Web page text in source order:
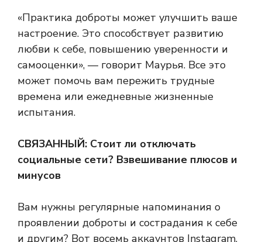
«Практика доброты может улучшить ваше
настроение. Это способствует развитию
любви к себе, повышению уверенности и
самооценки», — говорит Маурья. Все это
может помочь вам пережить трудные
времена или ежедневные жизненные
испытания.
СВЯЗАННЫЙ: Стоит ли отключать
социальные сети? Взвешивание плюсов и
минусов
Вам нужны регулярные напоминания о
проявлении доброты и сострадания к себе
и другим? Вот восемь аккаунтов Instagram,